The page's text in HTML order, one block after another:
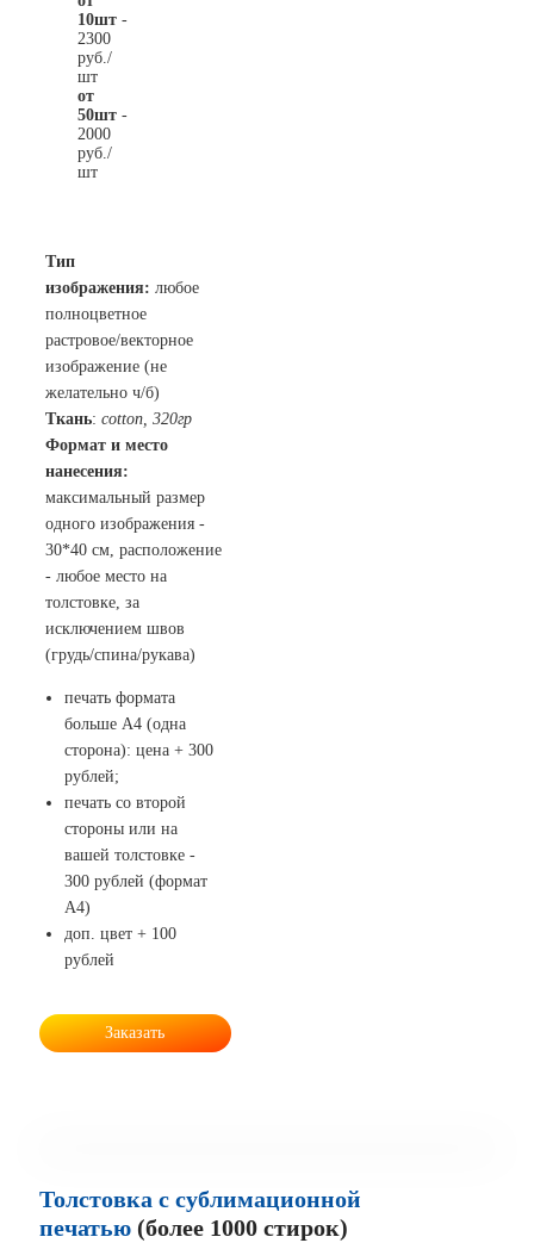
10шт -
2300
руб./
шт
от
50шт -
2000
руб./
шт
Тип
изображения: любое
полноцветное
растровое/векторное
изображение (не
желательно ч/б)
Ткань: cotton, 320гр
Формат и место
нанесения:
максимальный размер
одного изображения -
30*40 см, расположение
- любое место на
толстовке, за
исключением швов
(грудь/спина/рукава)
печать формата
больше А4 (одна
сторона): цена + 300
рублей;
печать со второй
стороны или на
вашей толстовке -
300 рублей (формат
А4)
доп. цвет + 100
рублей
Заказать
Толстовка с сублимационной
печатью (более 1000 стирок)